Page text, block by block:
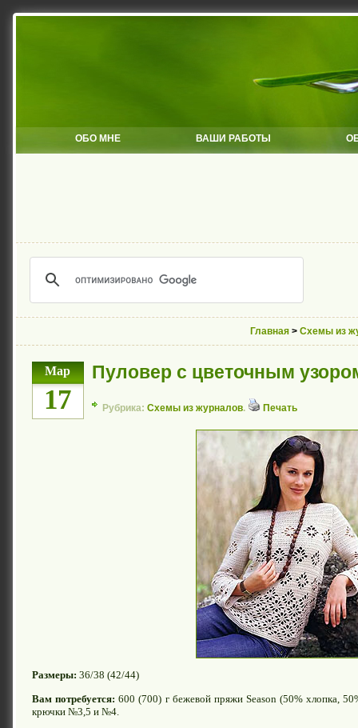
ОБО МНЕ ВАШИ РАБОТЫ
Главная >Схемы из
Мар
17
Пуловер с цветочным
Рубрика: Схемы из журналов. Печать
Размеры: 36/38 (42/44)
Вам потребуется: 600 (700) г бежевой пряжи Season (50% хлопка,
крючки №3,5 и №4.